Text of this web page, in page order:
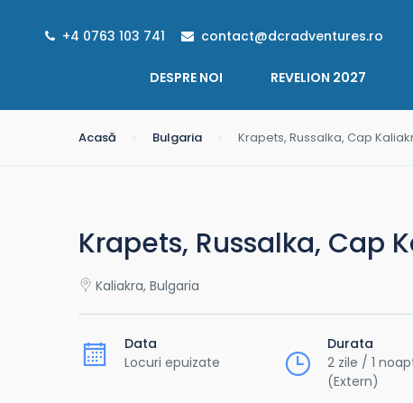
+4 0763 103 741 contact@dcradventures.ro
DESPRE NOI REVELION 2027
Acasă Bulgaria Krapets, Russalka, Cap
Krapets, Russalka, Cap
Kaliakra, Bulgaria
Data
Locuri epuizate
Durata
2 zile / 1
(Extern)